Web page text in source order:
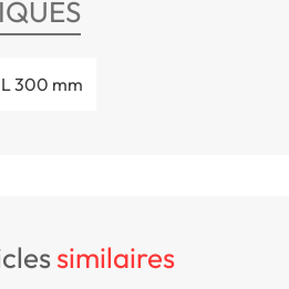
300 mm
similaires